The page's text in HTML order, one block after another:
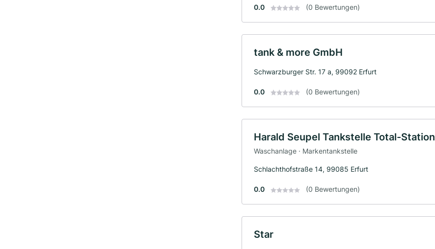
0.0 (0 Bewertungen)
tank & more GmbH
Schwarzburger Str. 17 a, 99092 Erfurt
0.0 (0 Bewertungen)
Harald Seupel Tankstelle Total-Station
Waschanlage · Markentankstelle
Schlachthofstraße 14, 99085 Erfurt
0.0 (0 Bewertungen)
Star